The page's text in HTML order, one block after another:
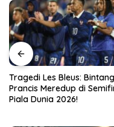
Wasit Laga Inggris Vs
Argentina di Piala Dunia
2026: Bukan Wajah Baru